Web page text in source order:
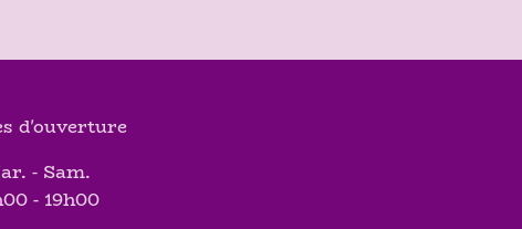
d'ouverture
- Sam.
- 19h00